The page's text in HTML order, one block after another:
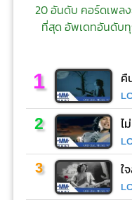
20 อันดับ คอร์ดเพล
ที่สุด อัพเดทอันดับ
1 คื
2 ไ
3 ใ